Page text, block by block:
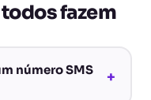
fazem
número SMS
+